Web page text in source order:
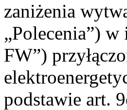
zaniżenia
„Polecenia”)
FW”)
podstawie art.